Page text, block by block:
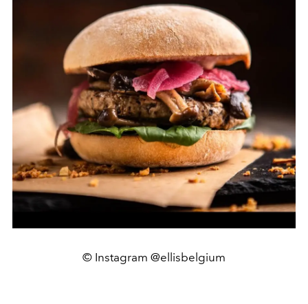
© Instagram @ellisbelgium